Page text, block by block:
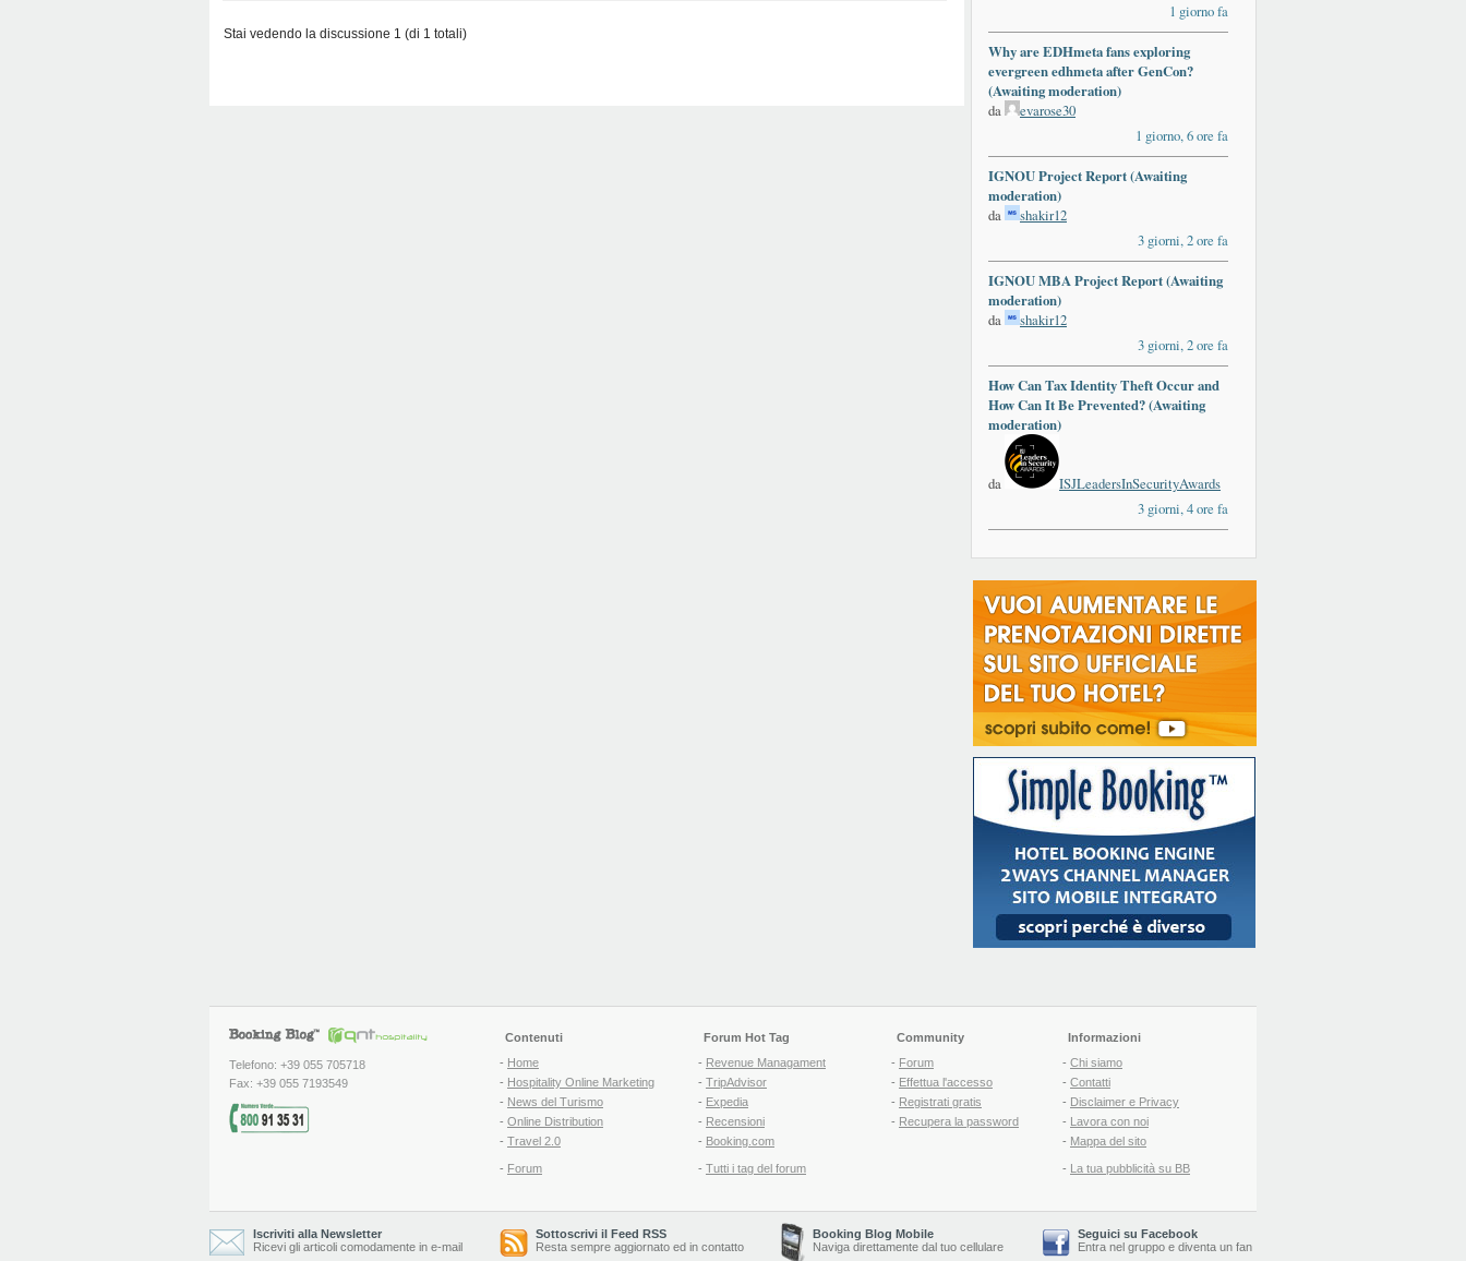
Stai vedendo la discussione 1 (di 1 totali)
1 giorno fa
Why are EDHmeta fans exploring
evergreen edhmeta after GenCon?
(Awaiting moderation)
da
evarose30
1 giorno, 6 ore fa
IGNOU Project Report (Awaiting
moderation)
da
shakir12
3 giorni, 2 ore fa
IGNOU MBA Project Report (Awaiting
moderation)
da
shakir12
3 giorni, 2 ore fa
How Can Tax Identity Theft Occur and
How Can It Be Prevented? (Awaiting
moderation)
da
ISJLeadersInSecurityAwards
3 giorni, 4 ore fa
Telefono: +39 055 705718
Fax: +39 055 7193549
Contenuti
- Home
- Hospitality Online Marketing
- News del Turismo
- Online Distribution
- Travel 2.0
- Forum
Forum Hot Tag
- Revenue Managament
- TripAdvisor
- Expedia
- Recensioni
- Booking.com
- Tutti i tag del forum
Community
- Forum
- Effettua l'accesso
- Registrati gratis
- Recupera la password
Informazioni
- Chi siamo
- Contatti
- Disclaimer e Privacy
- Lavora con noi
- Mappa del sito
- La tua pubblicità su BB
Iscriviti alla Newsletter
Ricevi gli articoli comodamente in e-mail
Sottoscrivi il Feed RSS
Resta sempre aggiornato ed in contatto
Booking Blog Mobile
Naviga direttamente dal tuo cellulare
Seguici su Facebook
Entra nel gruppo e diventa un fan